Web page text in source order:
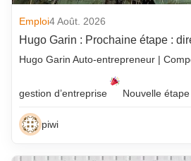
Emploi4 Août. 2026
Hugo Garin : Prochaine étape :
Hugo Garin Auto-entrepreneur |
gestion d’entreprise Nouvelle
piwi